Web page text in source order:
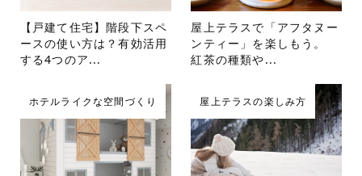
【戸建て住宅】階段下スペ
ースの使い方は？有効活用
する4つのア...
屋上テラスで「アフタヌー
ンティー」を楽しもう。
紅茶の種類や...
ホテルライクな空間づくり 屋上テラスの楽しみ方